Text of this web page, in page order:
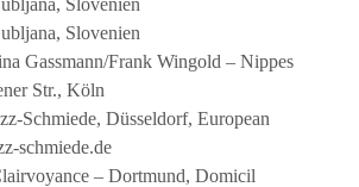
Slovenien
Slovenien
Gassmann/Frank Wingold – Nippes
Str., Köln
Schmiede, Düsseldorf, European
schmiede.de
– Dortmund, Domicil